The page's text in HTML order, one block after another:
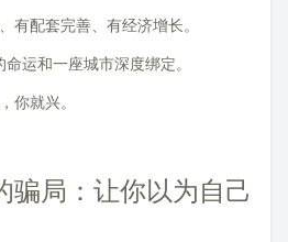
有配套完善、有经济增长。
运和一座城市深度绑定。
你就兴。
骗局：让你以为自己